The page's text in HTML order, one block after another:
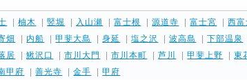
|柚木 |竪堀 入山瀬 |富士根 |源道寺 |富士宮 |西
畑 内船 |甲斐大島 |身延 |塩之沢 |波高島 |下部温泉
居 |鰍沢口 |市川大門 |市川本町 |芦川 |甲斐上野 |東
甲府 |善光寺 |金手 |甲府